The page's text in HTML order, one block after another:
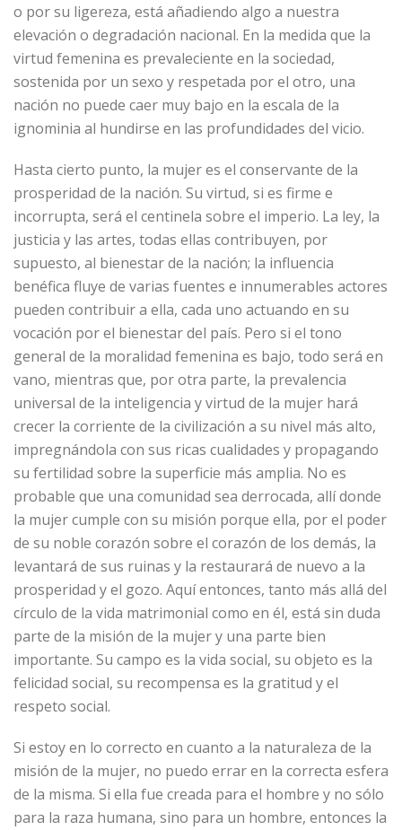
o por su ligereza, está añadiendo algo a nuestra
elevación o degradación nacional. En la medida que la
virtud femenina es prevaleciente en la sociedad,
sostenida por un sexo y respetada por el otro, una
nación no puede caer muy bajo en la escala de la
ignominia al hundirse en las profundidades del vicio.
Hasta cierto punto, la mujer es el conservante de la
prosperidad de la nación. Su virtud, si es firme e
incorrupta, será el centinela sobre el imperio. La ley, la
justicia y las artes, todas ellas contribuyen, por
supuesto, al bienestar de la nación; la influencia
benéfica fluye de varias fuentes e innumerables actores
pueden contribuir a ella, cada uno actuando en su
vocación por el bienestar del país. Pero si el tono
general de la moralidad femenina es bajo, todo será en
vano, mientras que, por otra parte, la prevalencia
universal de la inteligencia y virtud de la mujer hará
crecer la corriente de la civilización a su nivel más alto,
impregnándola con sus ricas cualidades y propagando
su fertilidad sobre la superficie más amplia. No es
probable que una comunidad sea derrocada, allí donde
la mujer cumple con su misión porque ella, por el poder
de su noble corazón sobre el corazón de los demás, la
levantará de sus ruinas y la restaurará de nuevo a la
prosperidad y el gozo. Aquí entonces, tanto más allá del
círculo de la vida matrimonial como en él, está sin duda
parte de la misión de la mujer y una parte bien
importante. Su campo es la vida social, su objeto es la
felicidad social, su recompensa es la gratitud y el
respeto social.
Si estoy en lo correcto en cuanto a la naturaleza de la
misión de la mujer, no puedo errar en la correcta esfera
de la misma. Si ella fue creada para el hombre y no sólo
para la raza humana, sino para un hombre, entonces la